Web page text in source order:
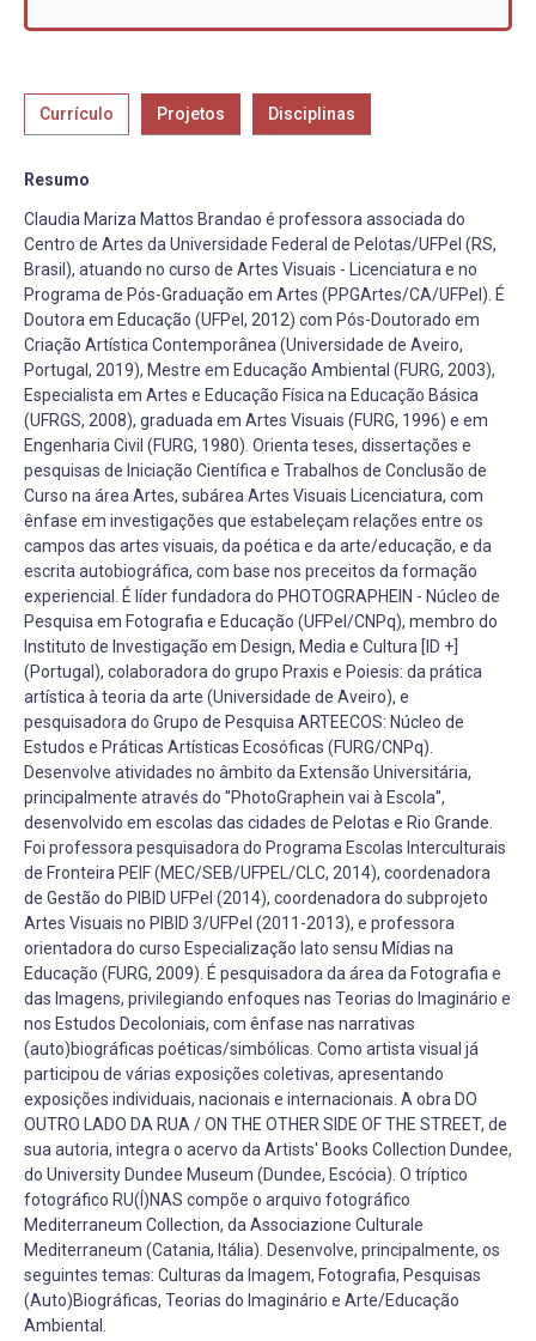
Currículo Projetos Disciplinas
Resumo
Claudia Mariza Mattos Brandao é professora associada do
Centro de Artes da Universidade Federal de Pelotas/UFPel (RS,
Brasil), atuando no curso de Artes Visuais - Licenciatura e no
Programa de Pós-Graduação em Artes (PPGArtes/CA/UFPel). É
Doutora em Educação (UFPel, 2012) com Pós-Doutorado em
Criação Artística Contemporânea (Universidade de Aveiro,
Portugal, 2019), Mestre em Educação Ambiental (FURG, 2003),
Especialista em Artes e Educação Física na Educação Básica
(UFRGS, 2008), graduada em Artes Visuais (FURG, 1996) e em
Engenharia Civil (FURG, 1980). Orienta teses, dissertações e
pesquisas de Iniciação Científica e Trabalhos de Conclusão de
Curso na área Artes, subárea Artes Visuais Licenciatura, com
ênfase em investigações que estabeleçam relações entre os
campos das artes visuais, da poética e da arte/educação, e da
escrita autobiográfica, com base nos preceitos da formação
experiencial. É líder fundadora do PHOTOGRAPHEIN - Núcleo de
Pesquisa em Fotografia e Educação (UFPel/CNPq), membro do
Instituto de Investigação em Design, Media e Cultura [ID +]
(Portugal), colaboradora do grupo Praxis e Poiesis: da prática
artística à teoria da arte (Universidade de Aveiro), e
pesquisadora do Grupo de Pesquisa ARTEECOS: Núcleo de
Estudos e Práticas Artísticas Ecosóficas (FURG/CNPq).
Desenvolve atividades no âmbito da Extensão Universitária,
principalmente através do ''PhotoGraphein vai à Escola'',
desenvolvido em escolas das cidades de Pelotas e Rio Grande.
Foi professora pesquisadora do Programa Escolas Interculturais
de Fronteira PEIF (MEC/SEB/UFPEL/CLC, 2014), coordenadora
de Gestão do PIBID UFPel (2014), coordenadora do subprojeto
Artes Visuais no PIBID 3/UFPel (2011-2013), e professora
orientadora do curso Especialização lato sensu Mídias na
Educação (FURG, 2009). É pesquisadora da área da Fotografia e
das Imagens, privilegiando enfoques nas Teorias do Imaginário e
nos Estudos Decoloniais, com ênfase nas narrativas
(auto)biográficas poéticas/simbólicas. Como artista visual já
participou de várias exposições coletivas, apresentando
exposições individuais, nacionais e internacionais. A obra DO
OUTRO LADO DA RUA / ON THE OTHER SIDE OF THE STREET, de
sua autoria, integra o acervo da Artists' Books Collection Dundee,
do University Dundee Museum (Dundee, Escócia). O tríptico
fotográfico RU(Í)NAS compõe o arquivo fotográfico
Mediterraneum Collection, da Associazione Culturale
Mediterraneum (Catania, Itália). Desenvolve, principalmente, os
seguintes temas: Culturas da Imagem, Fotografia, Pesquisas
(Auto)Biográficas, Teorias do Imaginário e Arte/Educação
Ambiental.